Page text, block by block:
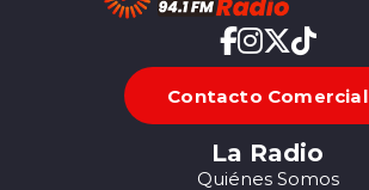
Contacto Comercial
La Radio
Quiénes Somos